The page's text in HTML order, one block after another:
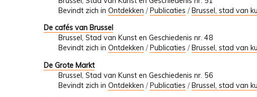
Bevindt zich in Ontdekken /Publicaties /Brussel, stad van
De cafés van Brussel
Brussel, Stad van Kunst en Geschiedenis nr. 48
Bevindt zich in Ontdekken /Publicaties /Brussel, stad van
De Grote Markt
Brussel, Stad van Kunst en Geschiedenis nr. 56
Bevindt zich in Ontdekken /Publicaties /Brussel, stad van